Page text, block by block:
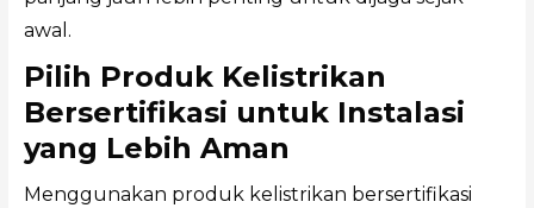
awal.
Pilih Produk Kelistrikan
Bersertifikasi untuk Instalasi
yang Lebih Aman
Menggunakan produk kelistrikan bersertifikasi